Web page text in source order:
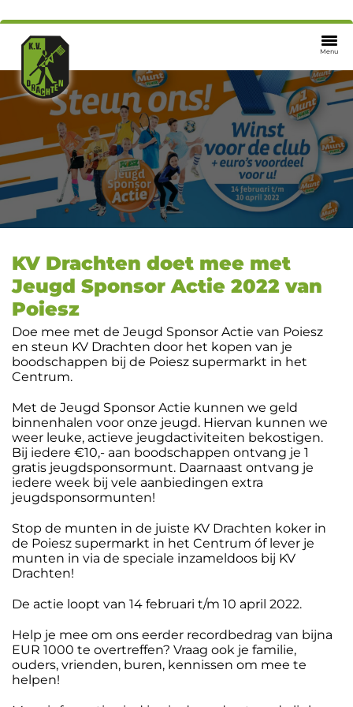
Menu
KV Drachten doet mee met
Jeugd Sponsor Actie 2022 van
Poiesz
Doe mee met de Jeugd Sponsor Actie van Poiesz
en steun KV Drachten door het kopen van je
boodschappen bij de Poiesz supermarkt in het
Centrum.
Met de Jeugd Sponsor Actie kunnen we geld
binnenhalen voor onze jeugd. Hiervan kunnen we
weer leuke, actieve jeugdactiviteiten bekostigen.
Bij iedere €10,- aan boodschappen ontvang je 1
gratis jeugdsponsormunt. Daarnaast ontvang je
iedere week bij vele aanbiedingen extra
jeugdsponsormunten!
Stop de munten in de juiste KV Drachten koker in
de Poiesz supermarkt in het Centrum óf lever je
munten in via de speciale inzameldoos bij KV
Drachten!
De actie loopt van 14 februari t/m 10 april 2022.
Help je mee om ons eerder recordbedrag van bijna
EUR 1000 te overtreffen? Vraag ook je familie,
ouders, vrienden, buren, kennissen om mee te
helpen!